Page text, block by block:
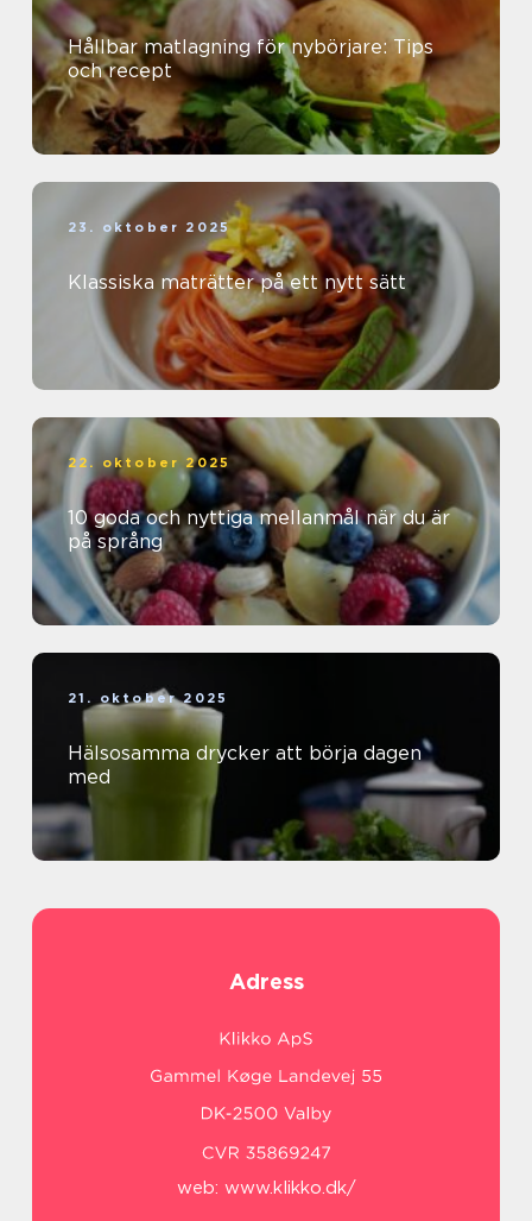
Hållbar matlagning för nybörjare: Tips
och recept
23. oktober 2025
Klassiska maträtter på ett nytt sätt
22. oktober 2025
10 goda och nyttiga mellanmål när du är
på språng
21. oktober 2025
Hälsosamma drycker att börja dagen
med
Adress
web: www.klikko.dk/